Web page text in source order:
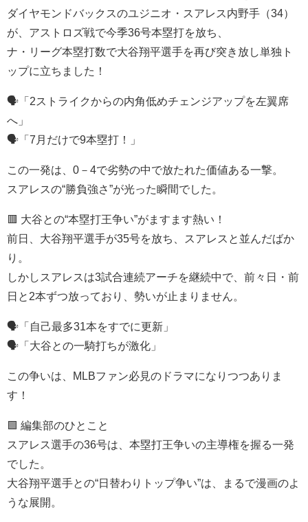
ダイヤモンドバックスのユジニオ・スアレス内野手（34）
が、アストロズ戦で今季36号本塁打を放ち、
ナ・リーグ本塁打数で大谷翔平選手を再び突き放し単独ト
ップに立ちました！
🗣️「2ストライクからの内角低めチェンジアップを左翼席
へ」
🗣️「7月だけで9本塁打！」
この一発は、0－4で劣勢の中で放たれた価値ある一撃。
スアレスの“勝負強さ”が光った瞬間でした。
🟥 大谷との“本塁打王争い”がますます熱い！
前日、大谷翔平選手が35号を放ち、スアレスと並んだばか
り。
しかしスアレスは3試合連続アーチを継続中で、前々日・前
日と2本ずつ放っており、勢いが止まりません。
🗣️「自己最多31本をすでに更新」
🗣️「大谷との一騎打ちが激化」
この争いは、MLBファン必見のドラマになりつつありま
す！
🟩 編集部のひとこと
スアレス選手の36号は、本塁打王争いの主導権を握る一発
でした。
大谷翔平選手との“日替わりトップ争い”は、まるで漫画のよ
うな展開。